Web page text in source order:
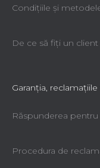
Condiţiile şi
De ce să fiţi un
Garanţia, reclamaţiile
Răspunderea
Procedura de